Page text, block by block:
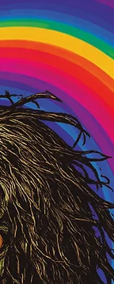
– Fine Young
e Dor